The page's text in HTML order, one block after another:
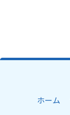
ホーム